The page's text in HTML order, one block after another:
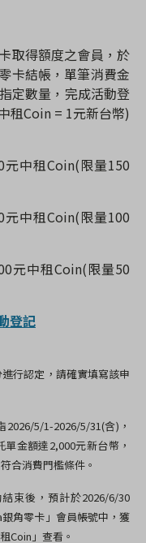
取得額度之會員，於
卡結帳，單筆消費金
定數量，完成活動登
租Coin = 1元新台幣)
中租Coin(限量150
中租Coin(限量100
元中租Coin(限量50
登記
行認定，請確實填寫該申
5/1-2026/5/31(含)，
金額達2,000元新台幣，
合消費門檻條件。
束後，預計於2026/6/30
角零卡」會員帳號中，獲
Coin」查看。